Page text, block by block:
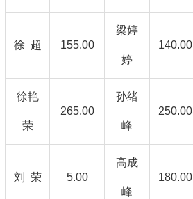
徐 超 155.00
梁婷
婷
140.00
徐艳
荣
265.00
孙绪
峰
250.00
刘 荣 5.00
高成
峰
180.00